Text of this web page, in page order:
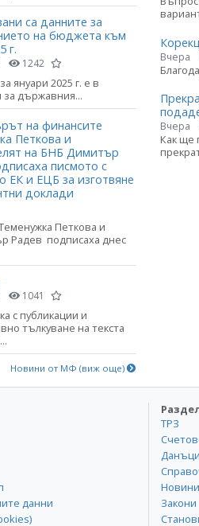
са данните за
на бюджета към
г.
1242
януари 2025 г. е в
за държавния...
на финансите
Петкова и
на БНБ Димитър
писмото с
ЕК и ЕЦБ за изготвяне
доклади
Петкова и
Радев подписаха днес
1041
с публикации и
тълкуване на текста
Новини от МФ (виж още)
Вчера
Вчера
Как ще
данни
ТРЗ
Данъци
Новини
Закони